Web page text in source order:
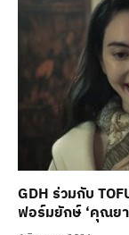
GDH ร่วมกับ
ฟอร์มยักษ์ ‘คุณย